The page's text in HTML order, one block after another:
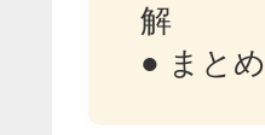
解
● まとめ